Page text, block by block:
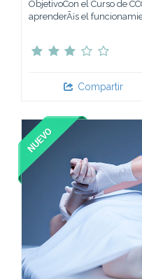
ObjetivoCon el Curso de
aprenderÃ¡s el
Compartir